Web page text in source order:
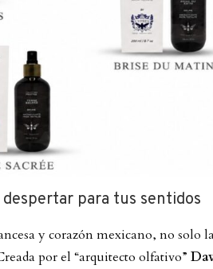
despertar para tus sentidos
y corazón mexicano, no solo
por el “arquitecto olfativo”